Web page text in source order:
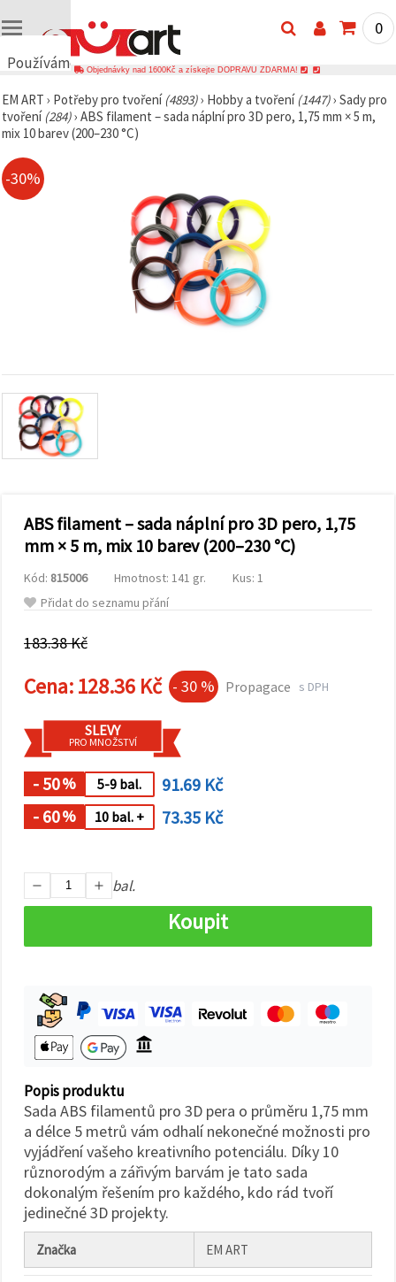
Používáme
🍪
Používáme
cookies a
technologie,
abychom
zajistili
zobrazovali
obsah a
reklamu, a
to i s
pomocí
našich
marketing.
souhlasit s
všech
cookies
kliknutím
"Přijmout
vše!" Nebo
uvést své
preference v
výběrem
daného
typu
kliknutím
na tlačítko
"Uložit"
vše
Nastavení
0
Objednávky nad 1600Kč a získejte DOPRAVU ZDARMA!
EM ART › Potřeby pro tvoření (4893)› Hobby a tvoření (1447)› Sady pro
tvoření (284)› ABS filament – sada náplní pro 3D pero, 1,75 mm × 5 m,
mix 10 barev (200–230 °C)
-30%
ABS filament – sada náplní pro 3D pero, 1,75
mm × 5 m, mix 10 barev (200–230 °C)
Kód: 815006 Hmotnost: 141 gr.
Kus: 1
Přidat do seznamu přání
183.38 Kč
Cena:128.36 Kč - 30 % Propagace s DPH
SLEVY
PRO MNOŽSTVÍ
- 50% 5-9 bal.
91.69 Kč
- 60% 10 bal. + 73.35 Kč
bal.
Koupit
Popis produktu
Sada ABS filamentů pro 3D pera o průměru 1,75 mm
a délce 5 metrů vám odhalí nekonečné možnosti pro
vyjádření vašeho kreativního potenciálu. Díky 10
různorodým a zářivým barvám je tato sada
dokonalým řešením pro každého, kdo rád tvoří
jedinečné 3D projekty.
Značka EM ART